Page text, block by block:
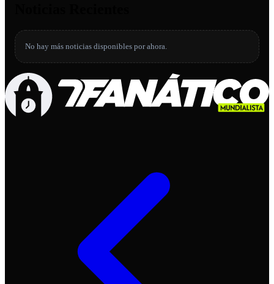
No hay más noticias disponibles por ahora.